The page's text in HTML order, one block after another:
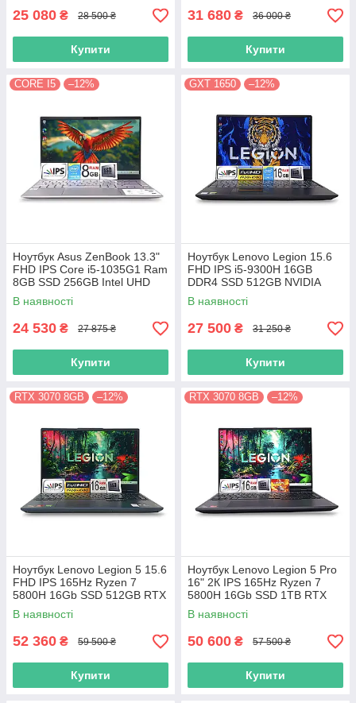
25 080 ₴ 28 500 ₴
Купити
31 680 ₴ 36 000 ₴
Купити
CORE I5 –12%
Ноутбук Asus ZenBook 13.3"
FHD IPS Core i5-1035G1 Ram
8GB SSD 256GB Intel UHD
Graphics
В наявності
24 530 ₴ 27 875 ₴
Купити
GXT 1650 –12%
Ноутбук Lenovo Legion 15.6
FHD IPS i5-9300H 16GB
DDR4 SSD 512GB NVIDIA
GTX1650
В наявності
27 500 ₴ 31 250 ₴
Купити
RTX 3070 8GB –12%
Ноутбук Lenovo Legion 5 15.6
FHD IPS 165Hz Ryzen 7
5800H 16Gb SSD 512GB RTX
3070 8GB
В наявності
52 360 ₴ 59 500 ₴
Купити
RTX 3070 8GB –12%
Ноутбук Lenovo Legion 5 Pro
16" 2К IPS 165Hz Ryzen 7
5800H 16Gb SSD 1TB RTX
3070 8GB
В наявності
50 600 ₴ 57 500 ₴
Купити